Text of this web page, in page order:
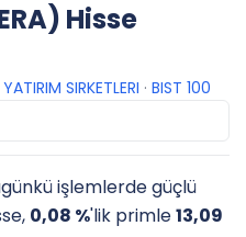
Hisse
SIRKETLERI · BIST 100
işlemlerde güçlü
0,08 %'lik primle13,09